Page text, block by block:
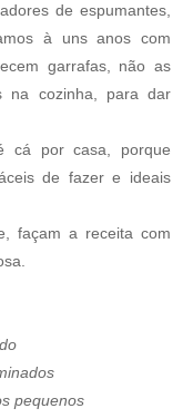
de espumantes,
à uns anos com
garrafas, não as
na cozinha, para dar
cá por casa, porque
de fazer e ideais
façam a receita com
pequenos